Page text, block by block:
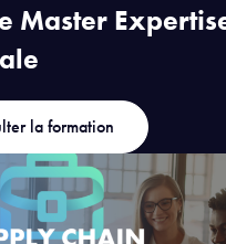
Master
la formation